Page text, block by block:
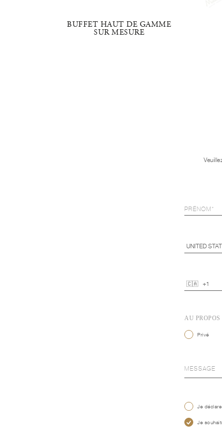
BUFFET HAUT DE GAMME
SUR MESURE
AU
Privé
Je
Je